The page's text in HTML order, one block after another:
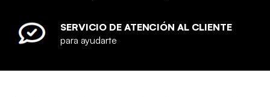
SERVICIO DE ATENCIÓN AL CLIENTE
para ayudarte